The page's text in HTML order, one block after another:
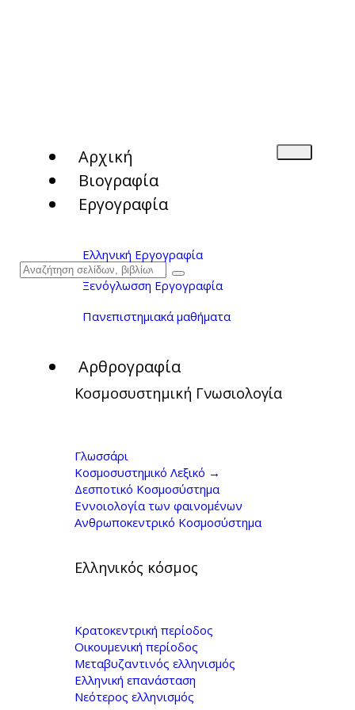
Αρχική
Βιογραφία
Εργογραφία
Ελληνική Εργογραφία
Ξενόγλωσση Εργογραφία
Πανεπιστημιακά μαθήματα
Αρθρογραφία
Κοσμοσυστημική Γνωσιολογία
Γλωσσάρι
Κοσμοσυστημικό Λεξικό →
Δεσποτικό Κοσμοσύστημα
Εννοιολογία των φαινομένων
Ανθρωποκεντρικό Κοσμοσύστημα
Ελληνικός κόσμος
Κρατοκεντρική περίοδος
Οικουμενική περίοδος
Μεταβυζαντινός ελληνισμός
Ελληνική επανάσταση
Νεότερος ελληνισμός
κομματοκρατία και
η ιδιοποίηση του
Συντάγματος. Η
εναλλακτική